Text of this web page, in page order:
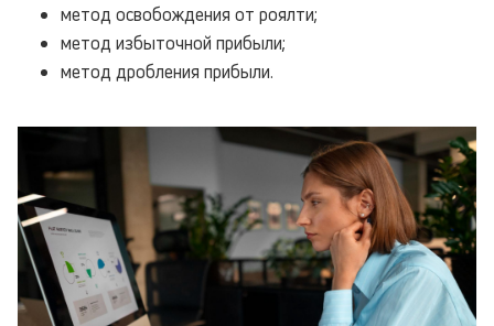
метод освобождения от роялти;
метод избыточной прибыли;
метод дробления прибыли.